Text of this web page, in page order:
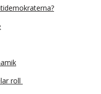
roll